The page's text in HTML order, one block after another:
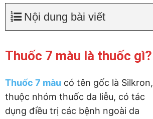
Nội dung bài viết
Thuốc 7 màu là thuốc gì?
Thuốc 7 màu có tên gốc là Silkron,
thuộc nhóm thuốc da liễu, có tác
dụng điều trị các bệnh ngoài da